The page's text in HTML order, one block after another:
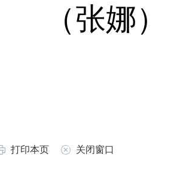
（张娜）
打印本页 关闭窗口